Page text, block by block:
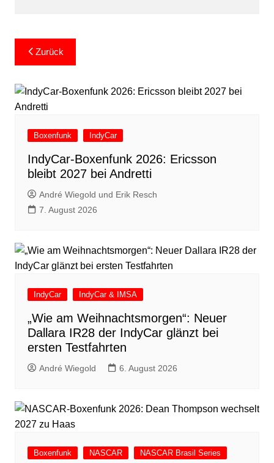
Beitragsnavigation
Zurück
Boxenfunk IndyCar
IndyCar-Boxenfunk 2026: Ericsson
bleibt 2027 bei Andretti
André Wiegold und Erik Resch
7. August 2026
IndyCar IndyCar & IMSA
„Wie am Weihnachtsmorgen“: Neuer
Dallara IR28 der IndyCar glänzt bei
ersten Testfahrten
André Wiegold 6. August 2026
Boxenfunk NASCAR
NASCAR Brasil Series